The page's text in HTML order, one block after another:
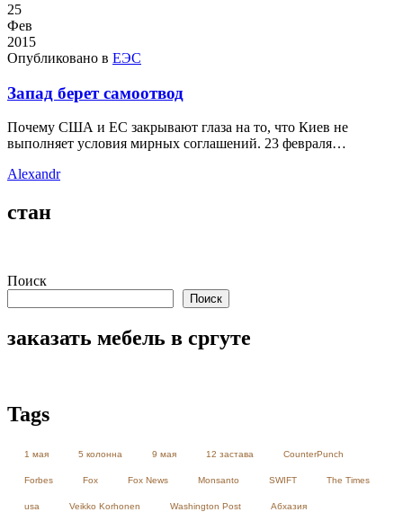
25
Фев
2015
Опубликовано в ЕЭС
Запад берет самоотвод
Почему США и ЕС закрывают глаза на то, что Киев не
выполняет условия мирных соглашений. 23 февраля…
Alexandr
стан
Поиск
Поиск
заказать мебель в сргуте
Tags
1 мая 5 колонна 9 мая 12 застава CounterPunch
Forbes Fox Fox News Monsanto SWIFT The Times
usa Veikko Korhonen Washington Post Абхазия